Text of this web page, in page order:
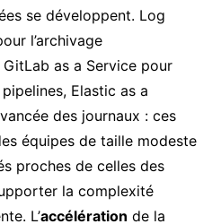
se développent. Log
l’archivage
as a Service pour
Elastic as a
des journaux : ces
équipes de taille modeste
proches de celles des
la complexité
L’accélération de la